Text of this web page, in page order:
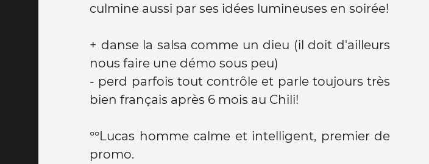
culmine aussi par ses idées lumineuses en soirée!
+ danse la salsa comme un dieu (il doit d'ailleurs
nous faire une démo sous peu)
- perd parfois tout contrôle et parle toujours très
bien français après 6 mois au Chili!
°°Lucas homme calme et intelligent, premier de
promo.